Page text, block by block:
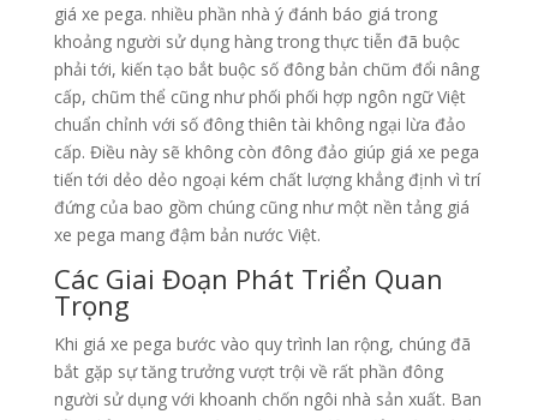
giá xe pega. nhiều phần nhà ý đánh báo giá trong
khoảng người sử dụng hàng trong thực tiễn đã buộc
phải tới, kiến tạo bắt buộc số đông bản chũm đổi nâng
cấp, chũm thể cũng như phối phối hợp ngôn ngữ Việt
chuẩn chỉnh với số đông thiên tài không ngại lừa đảo
cấp. Điều này sẽ không còn đông đảo giúp giá xe pega
tiến tới dẻo dẻo ngoại kém chất lượng khẳng định vì trí
đứng của bao gồm chúng cũng như một nền tảng giá
xe pega mang đậm bản nước Việt.
Các Giai Đoạn Phát Triển Quan
Trọng
Khi giá xe pega bước vào quy trình lan rộng, chúng đã
bắt gặp sự tăng trưởng vượt trội về rất phần đông
người sử dụng với khoanh chốn ngôi nhà sản xuất. Ban